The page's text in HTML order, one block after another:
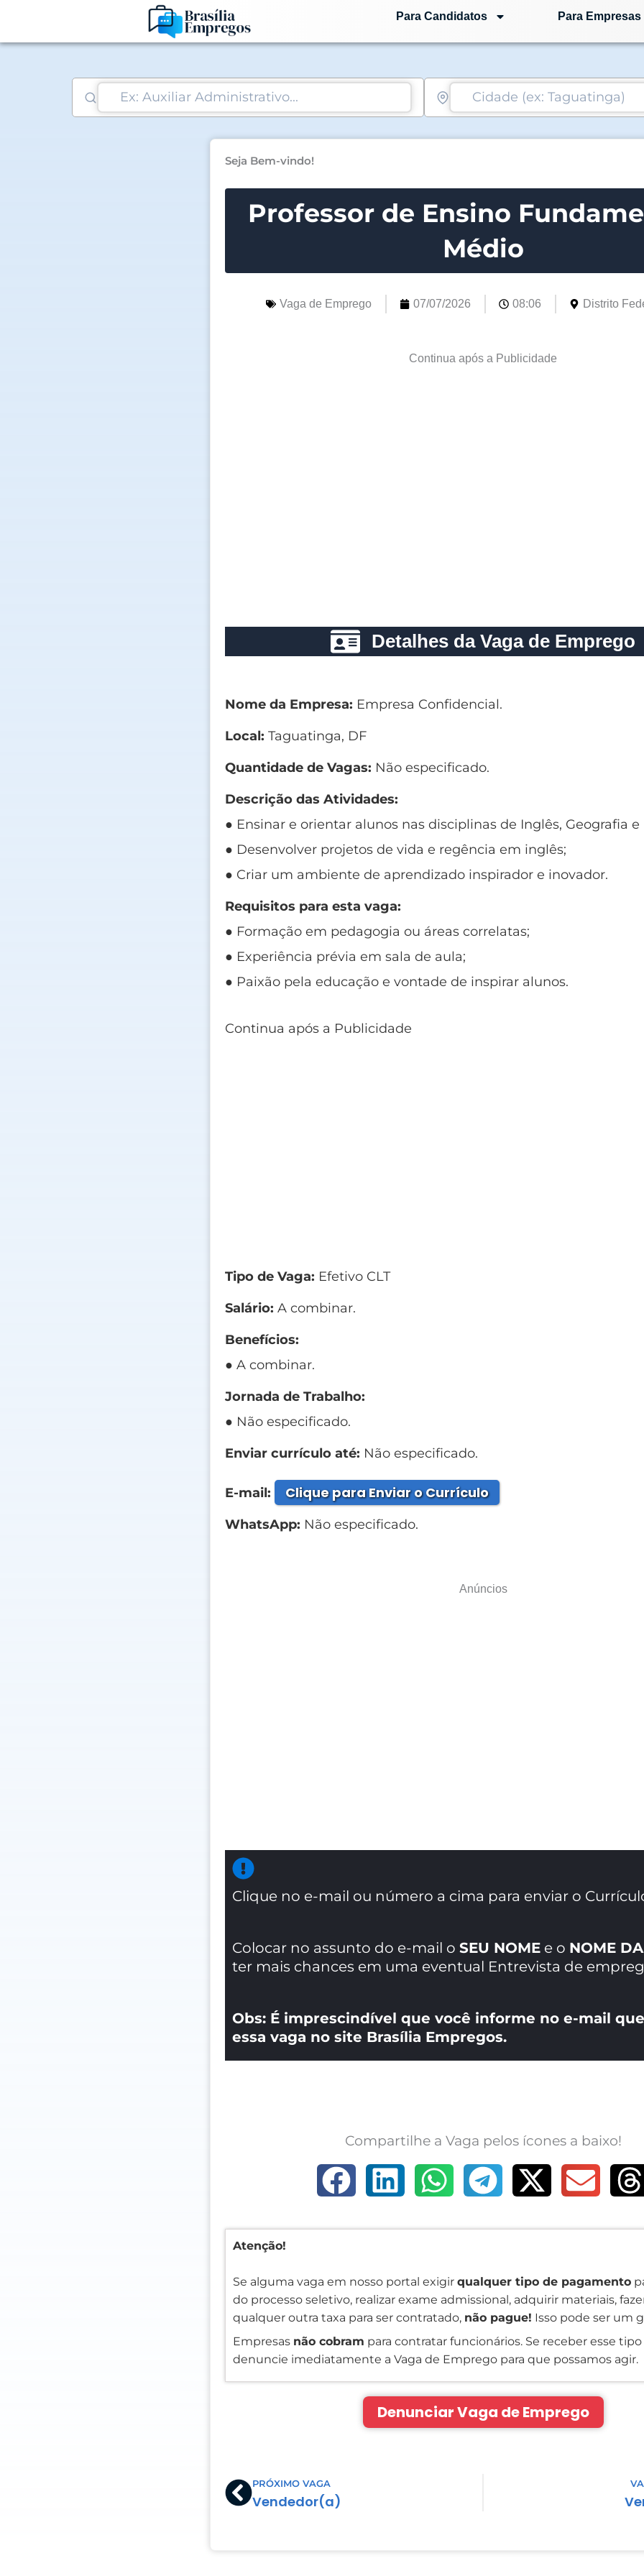
o
Para Candidatos Para Empresas
Seja Bem-vindo!
Professor de Ensino
Médio
Vaga de Emprego 07/07/2026 08:06 Distrito
Continua após a Publicidade
Detalhes da Vaga de Emprego
Nome da Empresa: Empresa Confidencial.
Local: Taguatinga, DF
Quantidade de Vagas: Não especificado.
Descrição das Atividades:
● Ensinar e orientar alunos nas disciplinas de Inglês, Geografia e
● Desenvolver projetos de vida e regência em inglês;
● Criar um ambiente de aprendizado inspirador e inovador.
Requisitos para esta vaga:
● Formação em pedagogia ou áreas correlatas;
● Experiência prévia em sala de aula;
● Paixão pela educação e vontade de inspirar alunos.
Continua após a Publicidade
Tipo de Vaga: Efetivo CLT
Salário: A combinar.
Benefícios:
● A combinar.
Jornada de Trabalho:
● Não especificado.
Enviar currículo até: Não especificado.
E-mail: Clique para Enviar o Currículo
WhatsApp: Não especificado.
Anúncios
Clique no e-mail ou número a cima para enviar o
Colocar no assunto do e-mail oSEU NOME e o NOME
ter mais chances em uma eventual Entrevista de
Obs: É imprescindível que você informe no e-mail
essa vaga no site Brasília Empregos.
Compartilhe a Vaga pelos ícones a baixo!
Atenção!
Se alguma vaga em nosso portal exigirqualquer tipo de pagamento
do processo seletivo, realizar exame admissional, adquirir materiais,
qualquer outra taxa para ser contratado, não pague! Isso pode ser um
Empresas não cobram para contratar funcionários. Se receber esse
denuncie imediatamente a Vaga de Emprego para que possamos agir.
Denunciar Vaga de Emprego
PrevPRÓXIMO VAGA
Vendedor(a)